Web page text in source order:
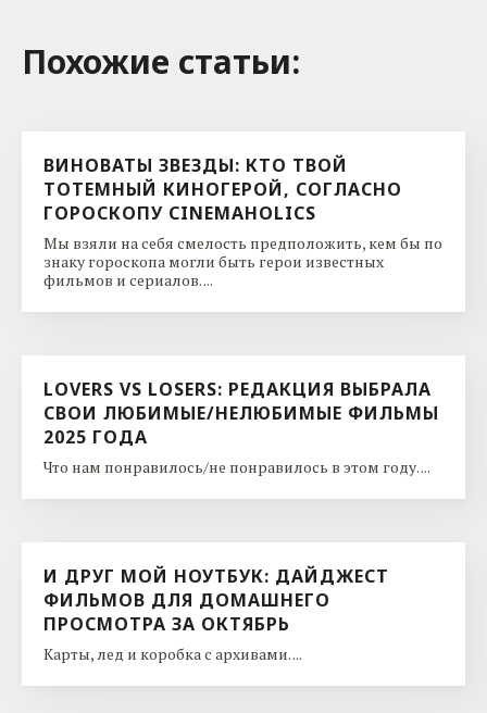
Похожие cтатьи:
ВИНОВАТЫ ЗВЕЗДЫ: КТО ТВОЙ
ТОТЕМНЫЙ КИНОГЕРОЙ, СОГЛАСНО
ГОРОСКОПУ CINEMAHOLICS
Мы взяли на себя смелость предположить, кем бы по
знаку гороскопа могли быть герои известных
фильмов и сериалов. ...
LOVERS VS LOSERS: РЕДАКЦИЯ ВЫБРАЛА
СВОИ ЛЮБИМЫЕ/НЕЛЮБИМЫЕ ФИЛЬМЫ
2025 ГОДА
Что нам понравилось/не понравилось в этом году. ...
И ДРУГ МОЙ НОУТБУК: ДАЙДЖЕСТ
ФИЛЬМОВ ДЛЯ ДОМАШНЕГО
ПРОСМОТРА ЗА ОКТЯБРЬ
Карты, лед и коробка с архивами. ...